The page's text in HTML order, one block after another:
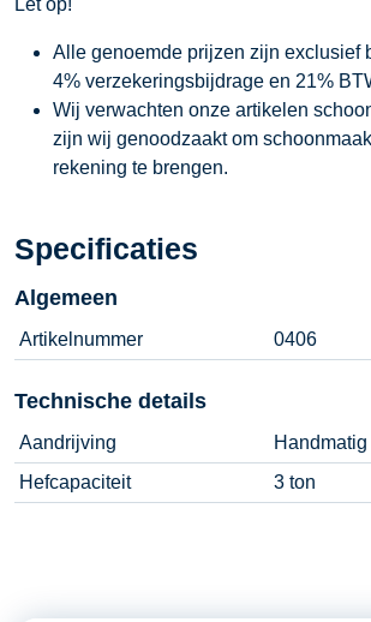
Alle genoemde prijzen zijn exclusief
4% verzekeringsbijdrage en 21%
Wij verwachten onze artikelen
zijn wij genoodzaakt om
rekening te brengen.
Specificaties
Algemeen
Artikelnummer 0406
Technische details
Aandrijving
Handmatig
Hefcapaciteit
3 ton